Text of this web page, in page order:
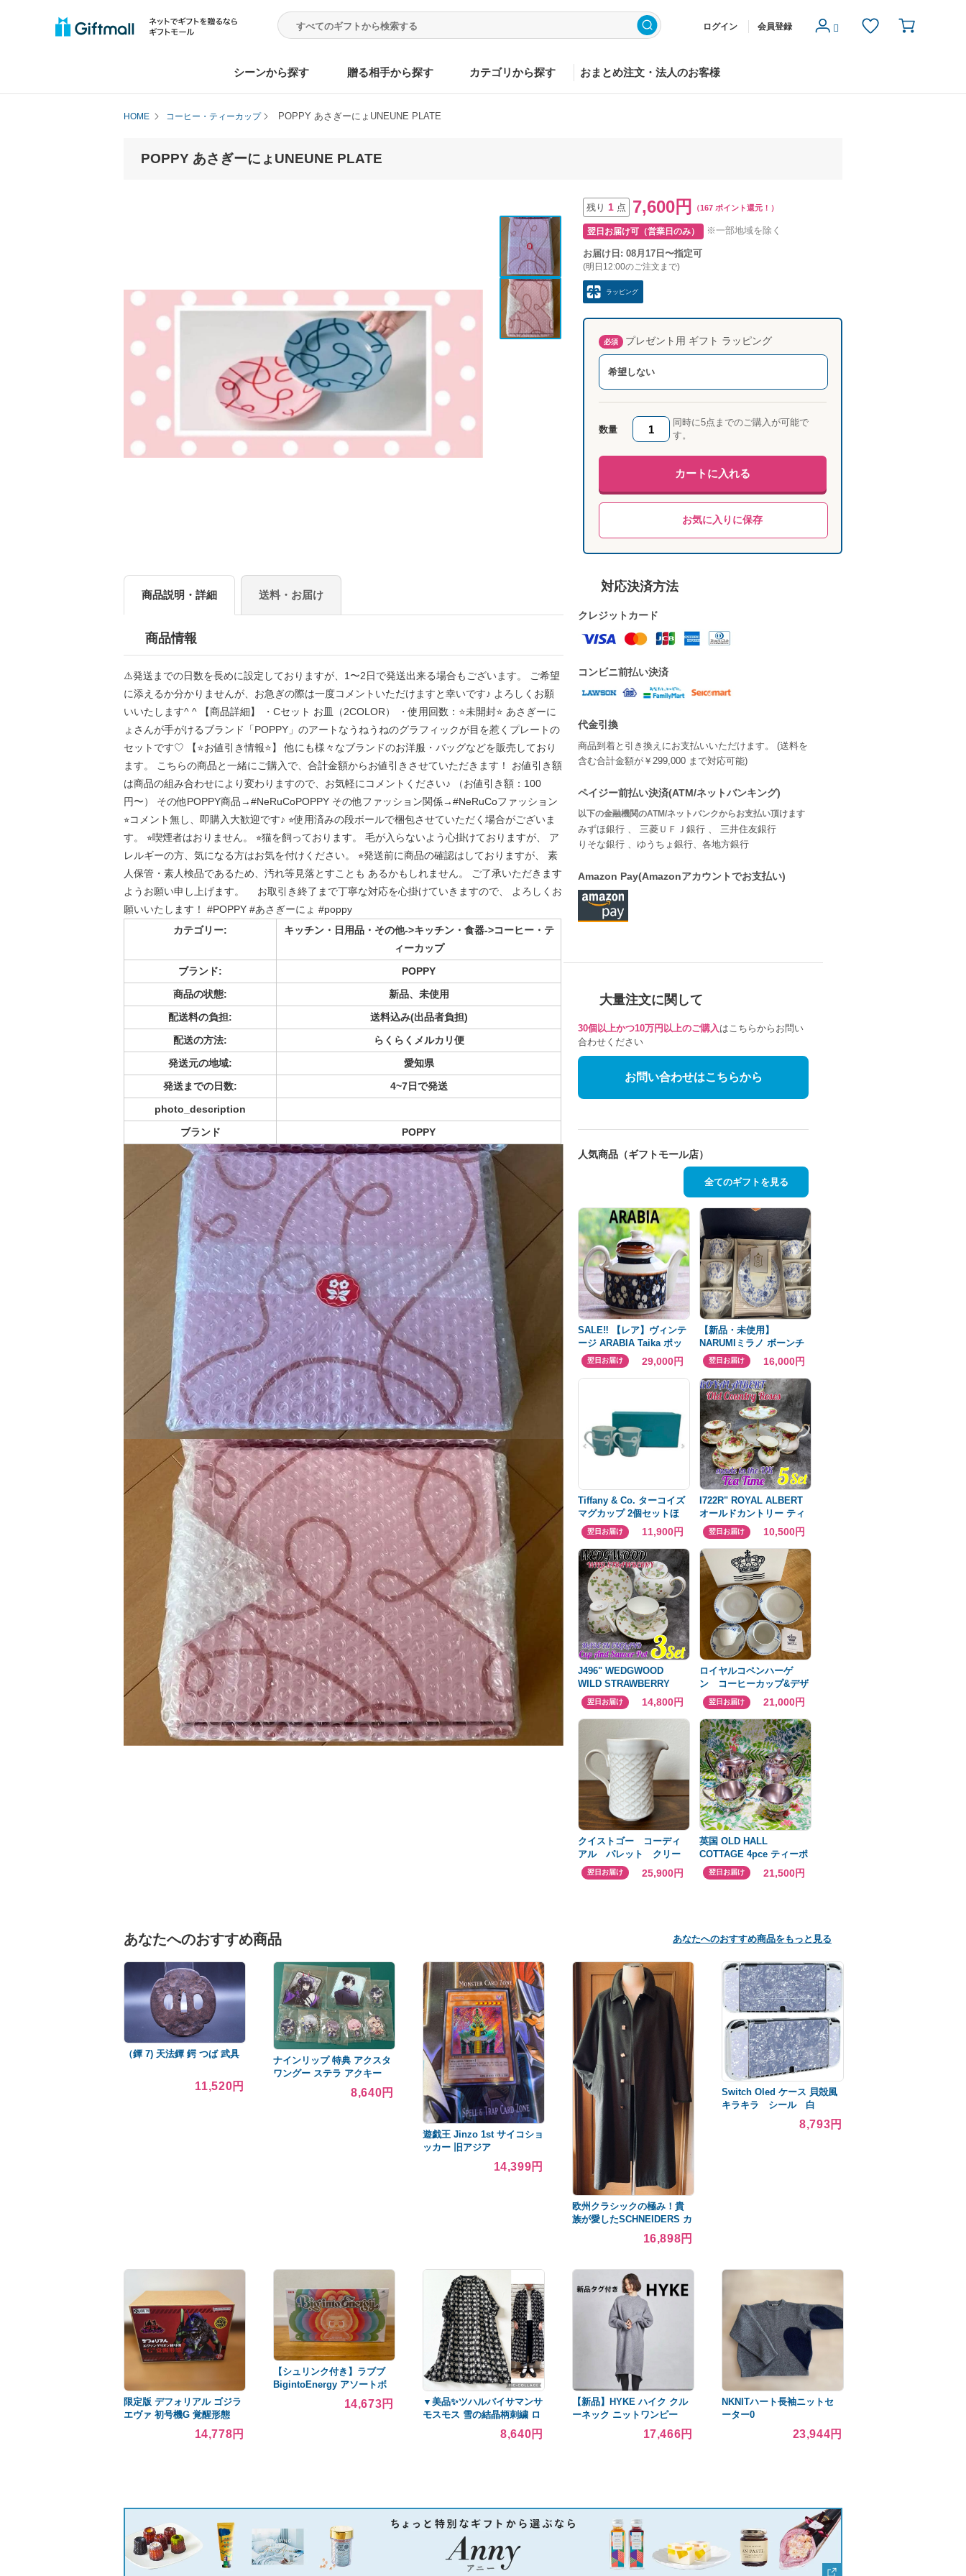
ログイン 会員登録
シーンから探す 贈る相手から探す カテゴリから探す おまとめ注文・法人のお客様
HOME コーヒー・ティーカップ POPPY あさぎーにょUNEUNE PLATE
POPPY あさぎーにょUNEUNE PLATE
商品説明・詳細 送料・お届け
商品情報
⚠️発送までの日数を長めに設定しておりますが、1〜2日で発送出来る場合もございます。 ご希望
に添えるか分かりませんが、お急ぎの際は一度コメントいただけますと幸いです♪ よろしくお願
いいたします^ ^ 【商品詳細】 ・Cセット お皿（2COLOR） ・使用回数：⭐️未開封⭐️ あさぎーに
ょさんが手がけるブランド「POPPY」のアートなうねうねのグラフィックが目を惹くプレートの
セットです♡ 【⭐️お値引き情報⭐️】 他にも様々なブランドのお洋服・バッグなどを販売しており
ます。 こちらの商品と一緒にご購入で、合計金額からお値引きさせていただきます！ お値引き額
は商品の組み合わせにより変わりますので、お気軽にコメントください♪ （お値引き額：100
円〜） その他POPPY商品→#NeRuCoPOPPY その他ファッション関係→#NeRuCoファッション
⭐︎コメント無し、即購入大歓迎です♪ ⭐︎使用済みの段ボールで梱包させていただく場合がございま
す。 ⭐︎喫煙者はおりません。 ⭐︎猫を飼っております。 毛が入らないよう心掛けておりますが、 ア
レルギーの方、気になる方はお気を付けください。 ⭐︎発送前に商品の確認はしておりますが、 素
人保管・素人検品であるため、汚れ等見落とすことも あるかもしれません。 ご了承いただきます
ようお願い申し上げます。 お取引き終了まで丁寧な対応を心掛けていきますので、 よろしくお
願いいたします！ #POPPY #あさぎーにょ #poppy
カテゴリー:
キッチン・日用品・その他->キッチン・食器->コーヒー・テ
ィーカップ
ブランド:
POPPY
商品の状態:
新品、未使用
配送料の負担:
送料込み(出品者負担)
配送の方法:
らくらくメルカリ便
発送元の地域:
愛知県
発送までの日数:
4~7日で発送
photo_description
ブランド
POPPY
残り 1 点 7,600円 （167 ポイント還元！）
翌日お届け可（営業日のみ） ※一部地域を除く
お届け日: 08月17日〜指定可
(明日12:00のご注文まで)
ラッピング
必須 プレゼント用 ギフト ラッピング
希望しない
数量
同時に5点までのご購入が可能で
す。
カートに入れる
お気に入りに保存
対応決済方法
クレジットカード
コンビニ前払い決済
代金引換
商品到着と引き換えにお支払いいただけます。 (送料を
含む合計金額が￥299,000 まで対応可能)
ペイジー前払い決済(ATM/ネットバンキング)
以下の金融機関のATM/ネットバンクからお支払い頂けます
みずほ銀行 、 三菱ＵＦＪ銀行 、 三井住友銀行
りそな銀行 、ゆうちょ銀行、各地方銀行
Amazon Pay(Amazonアカウントでお支払い)
大量注文に関して
30個以上かつ10万円以上のご購入 はこちらからお問い
合わせください
お問い合わせはこちらから
人気商品（ギフトモール店）
全てのギフトを見る
SALE‼︎ 【レア】ヴィンテ
ージ ARABIA Taika ポッ
ト ティー 器
翌日お届け 29,000円
【新品・未使用】
NARUMIミラノ ボーンチ
ャイナ ティーカップ＆ソ
ーサー 6客
翌日お届け 16,000円
Tiffany & Co. ターコイズ
マグカップ 2個セットほ
とんど新品
翌日お届け 11,900円
I722R" ROYAL ALBERT
オールドカントリー ティ
ーセット まとめ
翌日お届け 10,500円
J496" WEDGWOOD
WILD STRAWBERRY
TEA 3Set
翌日お届け 14,800円
ロイヤルコペンハーゲ
ン コーヒーカップ&デザ
ート皿セット 新品
翌日お届け 21,000円
クイストゴー コーディ
アル パレット クリー
マー
翌日お届け 25,900円
英国 OLD HALL
COTTAGE 4pce ティーポ
ット コーヒーポット
翌日お届け 21,500円
あなたへのおすすめ商品 あなたへのおすすめ商品をもっと見る
（鐔 7) 天法鐔 鍔 つば 武具
11,520円
ナインリップ 特典 アクスタ
ワングー ステラ アクキー
8,640円
遊戯王 Jinzo 1st サイコショ
ッカー 旧アジア
14,399円
欧州クラシックの極み！貴
族が愛したSCHNEIDERS カ
スタムオーダーコート
16,898円
Switch Oled ケース 貝殻風
キラキラ シール 白
8,793円
限定版 デフォリアル ゴジラ
エヴァ 初号機G 覚醒形態
14,778円
【シュリンク付き】ラブブ
BigintoEnergy アソートボ
14,673円
▼美品✨ツハルバイサマンサ
モスモス 雪の結晶柄刺繍 ロ
ングバンドカラーワンピー
8,640円
【新品】HYKE ハイク クル
ーネック ニットワンピー
17,466円
NKNITハート長袖ニットセ
ーター0
23,944円